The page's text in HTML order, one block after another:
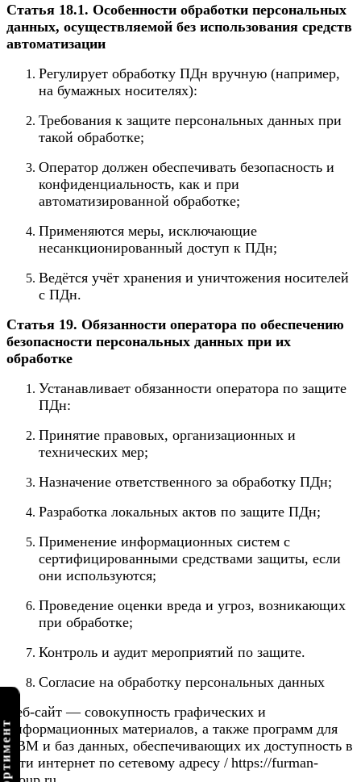
Статья 18.1. Особенности обработки персональных
данных, осуществляемой без использования средств
автоматизации
Регулирует обработку ПДн вручную (например,
на бумажных носителях):
Требования к защите персональных данных при
такой обработке;
Оператор должен обеспечивать безопасность и
конфиденциальность, как и при
автоматизированной обработке;
Применяются меры, исключающие
несанкционированный доступ к ПДн;
Ведётся учёт хранения и уничтожения носителей
с ПДн.
Статья 19. Обязанности оператора по обеспечению
безопасности персональных данных при их
обработке
Устанавливает обязанности оператора по защите
ПДн:
Принятие правовых, организационных и
технических мер;
Назначение ответственного за обработку ПДн;
Разработка локальных актов по защите ПДн;
Применение информационных систем с
сертифицированными средствами защиты, если
они используются;
Проведение оценки вреда и угроз, возникающих
при обработке;
Контроль и аудит мероприятий по защите.
Согласие на обработку персональных данных
Веб-сайт — совокупность графических и
информационных материалов, а также программ для
ЭВМ и баз данных, обеспечивающих их доступность в
сети интернет по сетевому адресу / https://furman-